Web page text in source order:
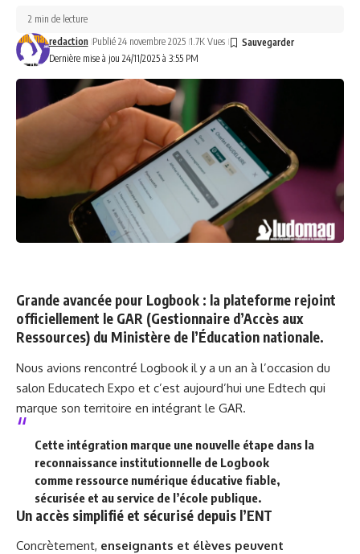
Dernière mise à jou 24/11/2025 à 3:55 PM
redaction Publié 24 novembre 2025 1.7K Vues
2 min de lecture
Grande avancée pour Logbook : la plateforme rejoint
officiellement le GAR (Gestionnaire d’Accès aux
Ressources) du Ministère de l’Éducation nationale.
Nous avions rencontré Logbook il y a un an à l’occasion du
salon Educatech Expo et c’est aujourd’hui une Edtech qui
marque son territoire en intégrant le GAR.
Cette intégration marque une nouvelle étape dans la
reconnaissance institutionnelle de Logbook
comme ressource numérique éducative fiable,
sécurisée et au service de l’école publique.
Un accès simplifié et sécurisé depuis l’ENT
Concrètement, enseignants et élèves peuvent